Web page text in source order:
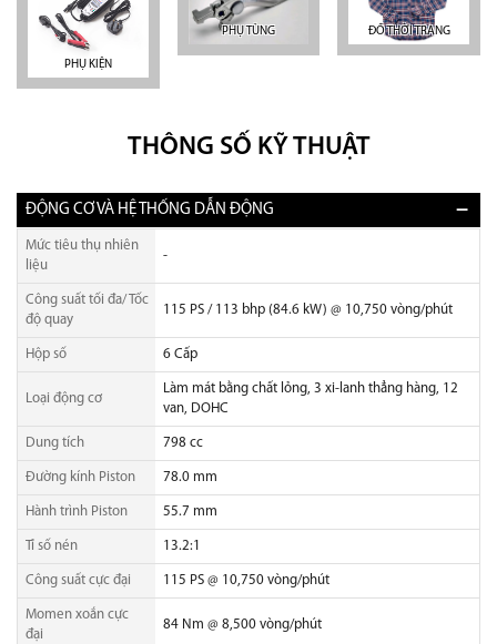
PHỤ KIỆN
PHỤ TÙNG ĐỒ THỜI TRANG
THÔNG SỐ KỸ THUẬT
ĐỘNG CƠ VÀ HỆ THỐNG DẪN ĐỘNG
Mức tiêu thụ nhiên
liệu
-
Công suất tối đa/ Tốc
độ quay
115 PS / 113 bhp (84.6 kW) @ 10,750 vòng/phút
Hộp số 6 Cấp
Loại động cơ
Làm mát bằng chất lỏng, 3 xi-lanh thẳng hàng, 12
van, DOHC
Dung tích 798 cc
Đường kính Piston 78.0 mm
Hành trình Piston 55.7 mm
Tỉ số nén 13.2:1
Công suất cực đại 115 PS @ 10,750 vòng/phút
Momen xoắn cực
đại
84 Nm @ 8,500 vòng/phút